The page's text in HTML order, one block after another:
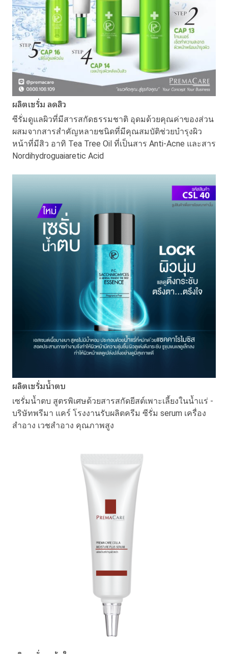
ผลิตเซรั่ม ลดสิว
ซีรั่มดูแลผิวที่มีสารสกัดธรรมชาติ อุดมด้วยคุณค่าของส่วน
ผสมจากสารสำคัญหลายชนิดที่มีคุณสมบัติช่วยบำรุงผิว
หน้าที่มีสิว อาทิ Tea Tree Oil ที่เป็นสาร Anti-Acne และสาร
Nordihydroguaiaretic Acid
ผลิตเซรั่มน้ำตบ
เซรั่มน้ำตบ สูตรพิเศษด้วยสารสกัดยีสต์เพาะเลี้ยงในน้ำแร่ -
บริษัทพรีมา แคร์ โรงงานรับผลิตครีม ซีรั่ม serum เครื่อง
สำอาง เวชสำอาง คุณภาพสูง